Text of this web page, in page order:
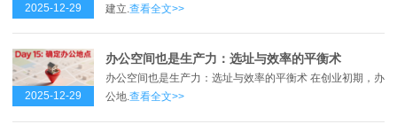
2025-12-29
建立. 查看全文>>
2025-12-29
办公空间也是生产力：选址与效率的平衡术
办公空间也是生产力：选址与效率的平衡术 在创业初期，办
公地.查看全文>>